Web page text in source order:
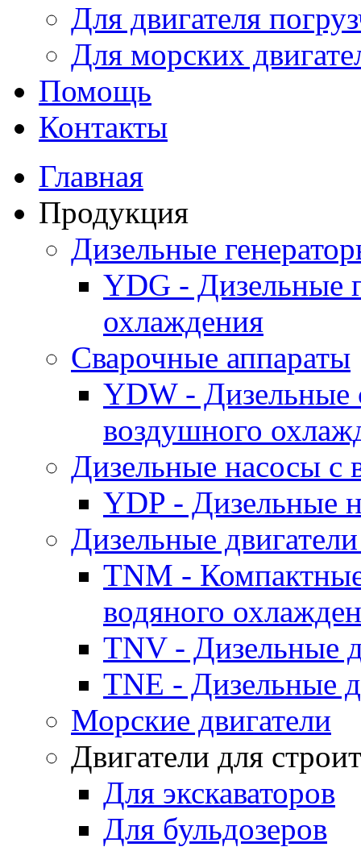
Для двигателя
Для морских
Помощь
Контакты
Главная
Продукция
Дизельные
YDG - Дизельные
охлаждения
Cварочные аппараты
YDW - Дизельные
воздушного
Дизельные насосы
YDP - Дизельные
Дизельные
TNM -
водяного
TNV - Дизельные
TNE - Дизельные
Морские двигатели
Двигатели для
Для экскаваторов
Для бульдозеров